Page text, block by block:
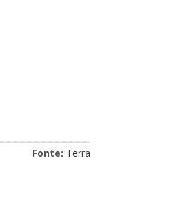
Fonte: Terra